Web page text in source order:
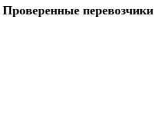
Проверенные перевозчики